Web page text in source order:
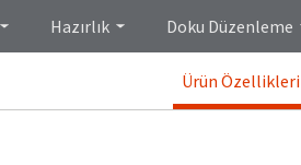
Hazırlık Doku Düzenleme
Ürün Özellikleri